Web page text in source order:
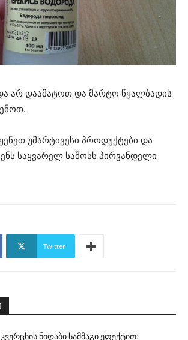
არ დაამატოთ და მარტო წყალბადის
უმარტივესი პროდუქტები და
საყვარელ სამოსს პირვანდელი
Twitter
კვერცხის ნიღაბი სამმაგი ეფექტით: